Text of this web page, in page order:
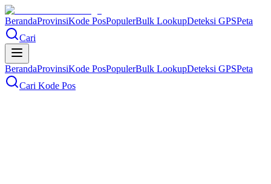
BerandaProvinsiKode PosPopulerBulk LookupDeteksi GPSPeta
Cari
BerandaProvinsiKode PosPopulerBulk LookupDeteksi GPSPeta
Cari Kode Pos